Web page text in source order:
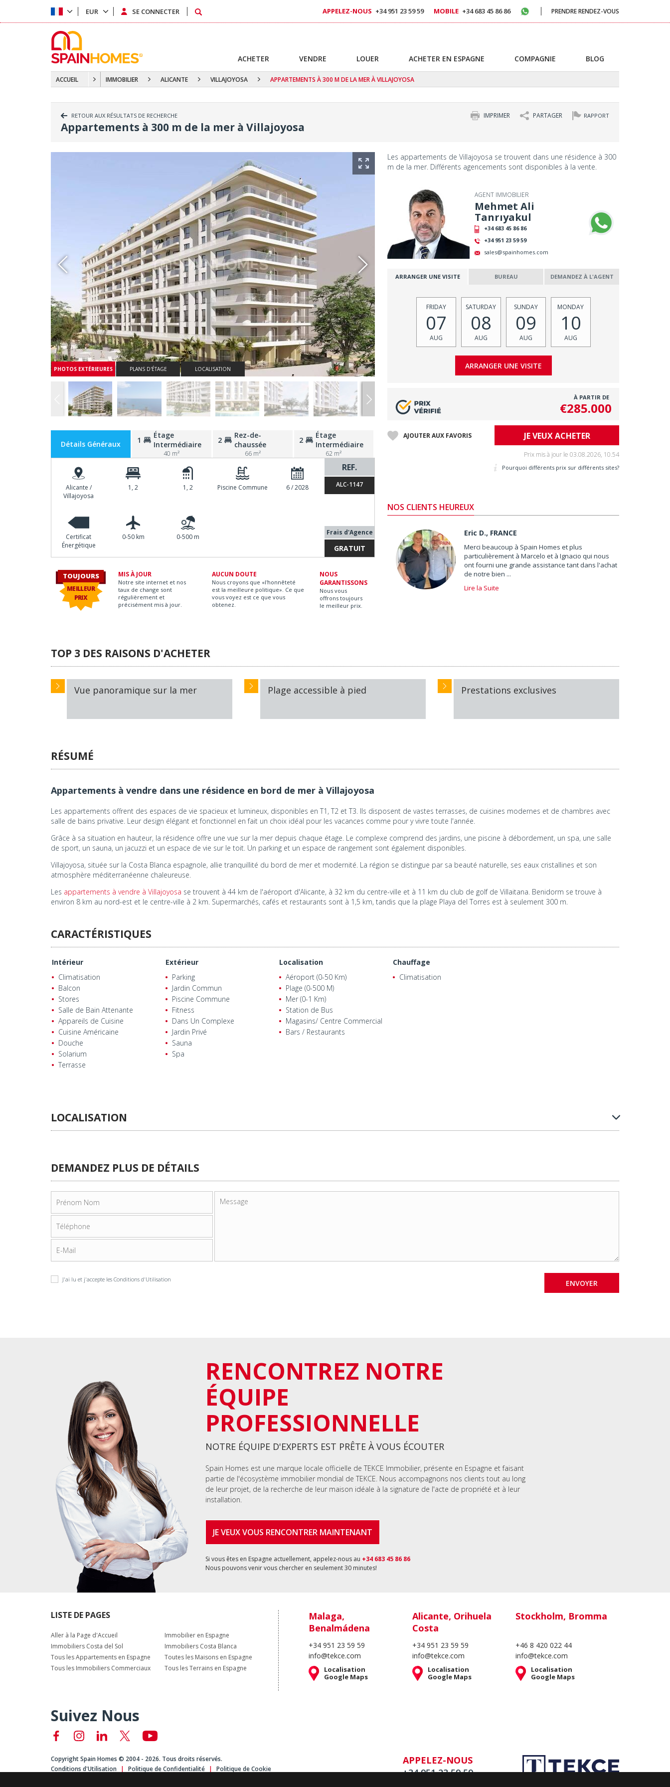
ACCUEIL IMMOBILIER ALICANTE VILLAJOYOSA APPARTEMENTS À 300 M DE LA MER À VILLAJOYOSA
RETOUR AUX RÉSULTATS DE RECHERCHE RAPPORT
PARTAGER
IMPRIMER
Appartements à 300 m de la mer à Villajoyosa
PHOTOS EXTÉRIEURES PLANS D'ÉTAGE LOCALISATION
Détails Généraux 1
Étage
Intermédiaire
40 m²
2
Rez-de-
chaussée
66 m²
2
Étage
Intermédiaire
62 m²
REF.
ALC-1147
Frais d'Agence
GRATUIT
Alicante /
Villajoyosa
1, 2 1, 2 Piscine Commune 6 / 2028
Certificat
Énergétique
0-50 km 0-500 m
TOUJOURS
MEILLEUR
PRIX
MIS À JOUR
Notre site internet et nos
taux de change sont
régulièrement et
précisément mis à jour.
AUCUN DOUTE
Nous croyons que «l'honnêteté
est la meilleure politique». Ce que
vous voyez est ce que vous
obtenez.
NOUS
GARANTISSONS
Nous vous
offrons toujours
le meilleur prix.
Les appartements de Villajoyosa se trouvent dans une résidence à 300
m de la mer. Différents agencements sont disponibles à la vente.
AGENT IMMOBILIER
Mehmet Ali
Tanrıyakul
+34 683 45 86 86
+34 951 23 59 59
sales@spainhomes.com
Whatsapp
ARRANGER UNE VISITE BUREAU DEMANDEZ À L'AGENT
FRIDAY
07
AUG
SATURDAY
08
AUG
SUNDAY
09
AUG
MONDAY
10
AUG
À PARTIR DE
€285.000
AJOUTER AUX FAVORIS JE VEUX ACHETER
Prix mis à jour le 03.08.2026, 10.54
Pourquoi différents prix sur différents sites?
NOS CLIENTS HEUREUX
Eric D., FRANCE
Merci beaucoup à Spain Homes et plus
particulièrement à Marcelo et à Ignacio qui nous
ont fourni une grande assistance tant dans l'achat
de notre bien ...
Lire la Suite
TOP 3 DES RAISONS D'ACHETER
Vue panoramique sur la mer Plage accessible à pied Prestations exclusives
RÉSUMÉ
Appartements à vendre dans une résidence en bord de mer à Villajoyosa
Les appartements offrent des espaces de vie spacieux et lumineux, disponibles en T1, T2 et T3. Ils disposent de vastes terrasses, de cuisines modernes et de chambres avec
salle de bains privative. Leur design élégant et fonctionnel en fait un choix idéal pour les vacances comme pour y vivre toute l'année.
Grâce à sa situation en hauteur, la résidence offre une vue sur la mer depuis chaque étage. Le complexe comprend des jardins, une piscine à débordement, un spa, une salle
de sport, un sauna, un jacuzzi et un espace de vie sur le toit. Un parking et un espace de rangement sont également disponibles.
Villajoyosa, située sur la Costa Blanca espagnole, allie tranquillité du bord de mer et modernité. La région se distingue par sa beauté naturelle, ses eaux cristallines et son
atmosphère méditerranéenne chaleureuse.
Les appartements à vendre à Villajoyosa se trouvent à 44 km de l'aéroport d'Alicante, à 32 km du centre-ville et à 11 km du club de golf de Villaitana. Benidorm se trouve à
environ 8 km au nord-est et le centre-ville à 2 km. Supermarchés, cafés et restaurants sont à 1,5 km, tandis que la plage Playa del Torres est à seulement 300 m.
CARACTÉRISTIQUES
Intérieur
Climatisation
Balcon
Stores
Salle de Bain Attenante
Appareils de Cuisine
Cuisine Américaine
Douche
Solarium
Terrasse
Extérieur
Parking
Jardin Commun
Piscine Commune
Fitness
Dans Un Complexe
Jardin Privé
Sauna
Spa
Localisation
Aéroport (0-50 Km)
Plage (0-500 M)
Mer (0-1 Km)
Station de Bus
Magasins/ Centre Commercial
Bars / Restaurants
Chauffage
Climatisation
LOCALISATION
DEMANDEZ PLUS DE DÉTAILS
J'ai lu et j'accepte les Conditions d'Utilisation
EUR SE CONNECTER APPELEZ-NOUS +34 951 23 59 59 MOBILE +34 683 45 86 86 PRENDRE RENDEZ-VOUS
ACHETER VENDRE LOUER ACHETER EN ESPAGNE COMPAGNIE BLOG
RENCONTREZ NOTRE
ÉQUIPE
PROFESSIONNELLE
NOTRE ÉQUIPE D'EXPERTS EST PRÊTE À VOUS ÉCOUTER
Spain Homes est une marque locale officielle de TEKCE Immobilier, présente en Espagne et faisant
partie de l'écosystème immobilier mondial de TEKCE. Nous accompagnons nos clients tout au long
de leur projet, de la recherche de leur maison idéale à la signature de l'acte de propriété et à leur
installation.
JE VEUX VOUS RENCONTRER MAINTENANT
Si vous êtes en Espagne actuellement, appelez-nous au +34 683 45 86 86
Nous pouvons venir vous chercher en seulement 30 minutes!
LISTE DE PAGES
Aller à la Page d'Accueil
Immobilier en Espagne
Immobiliers Costa del Sol
Immobiliers Costa Blanca
Tous les Appartements en Espagne
Toutes les Maisons en Espagne
Tous les Immobiliers Commerciaux
Tous les Terrains en Espagne
Malaga,
Benalmádena
+34 951 23 59 59
info@tekce.com
Localisation
Google Maps
Alicante, Orihuela
Costa
+34 951 23 59 59
info@tekce.com
Localisation
Google Maps
Stockholm, Bromma
+46 8 420 022 44
info@tekce.com
Localisation
Google Maps
Suivez Nous
Copyright Spain Homes © 2004 - 2026. Tous droits réservés.
Conditions d'Utilisation
Politique de Confidentialité Politique de Cookie
APPELEZ-NOUS
+34 951 23 59 59